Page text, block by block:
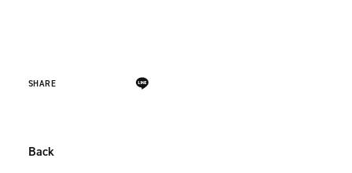
SHARE
Back